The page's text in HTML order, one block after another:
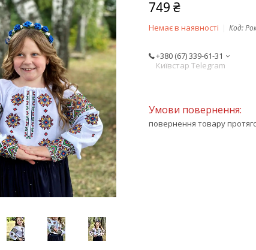
749 ₴
Немає в наявності Код:
+380 (67) 339-61-31
Київстар Telegram
повернення товару